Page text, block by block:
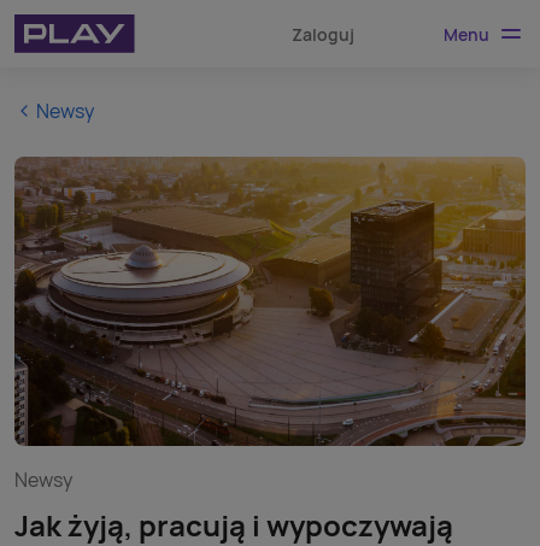
Zaloguj Menu
Newsy
Newsy
Jak żyją, pracują i wypoczywają